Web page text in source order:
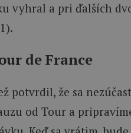
vyhral a pri ďalších
de France
potvrdil, že sa
od Tour a